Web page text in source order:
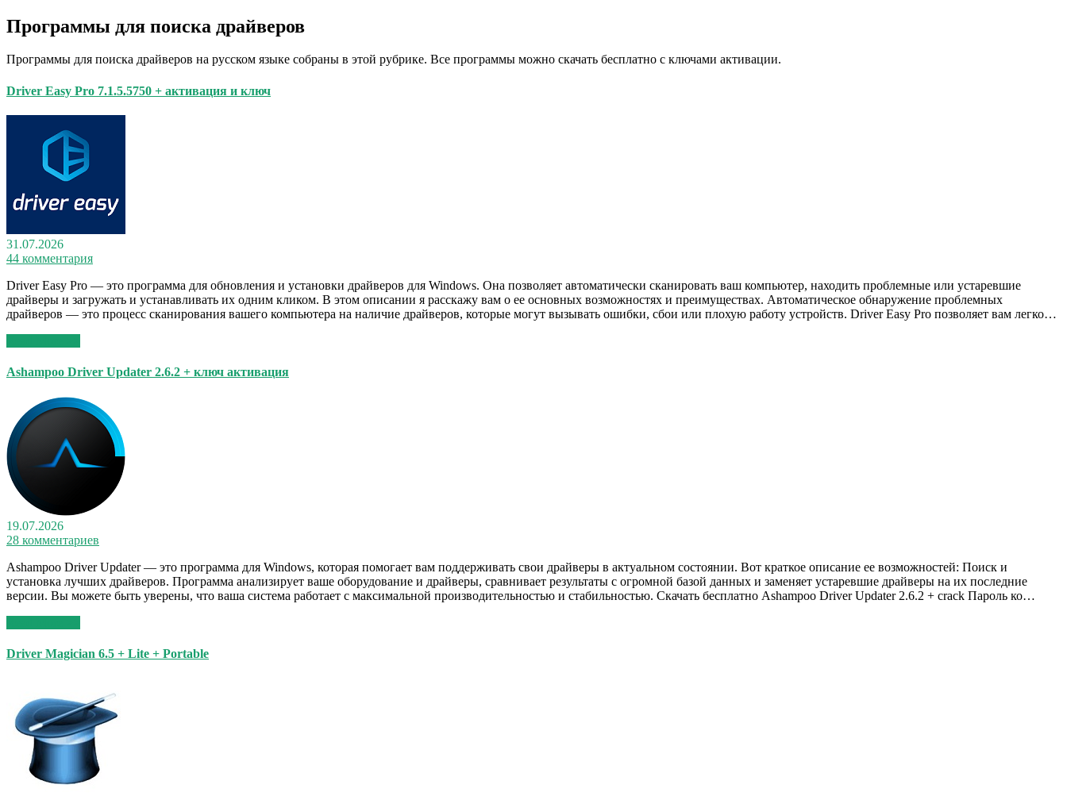
Программы для поиска драйверов
Программы для поиска драйверов на русском языке собраны в этой рубрике. Все программы можно скачать бесплатно с ключами активации.
Driver Easy Pro 7.1.5.5750 + активация и ключ
31.07.2026
44 комментария
Driver Easy Pro — это программа для обновления и установки драйверов для Windows. Она позволяет автоматически сканировать ваш компьютер, находить проблемные или устаревшие
драйверы и загружать и устанавливать их одним кликом. В этом описании я расскажу вам о ее основных возможностях и преимуществах. Автоматическое обнаружение проблемных
драйверов — это процесс сканирования вашего компьютера на наличие драйверов, которые могут вызывать ошибки, сбои или плохую работу устройств. Driver Easy Pro позволяет вам легко…
Ashampoo Driver Updater 2.6.2 + ключ активация
19.07.2026
28 комментариев
Ashampoo Driver Updater — это программа для Windows, которая помогает вам поддерживать свои драйверы в актуальном состоянии. Вот краткое описание ее возможностей: Поиск и
установка лучших драйверов. Программа анализирует ваше оборудование и драйверы, сравнивает результаты с огромной базой данных и заменяет устаревшие драйверы на их последние
версии. Вы можете быть уверены, что ваша система работает с максимальной производительностью и стабильностью. Скачать бесплатно Ashampoo Driver Updater 2.6.2 + crack Пароль ко…
Driver Magician 6.5 + Lite + Portable